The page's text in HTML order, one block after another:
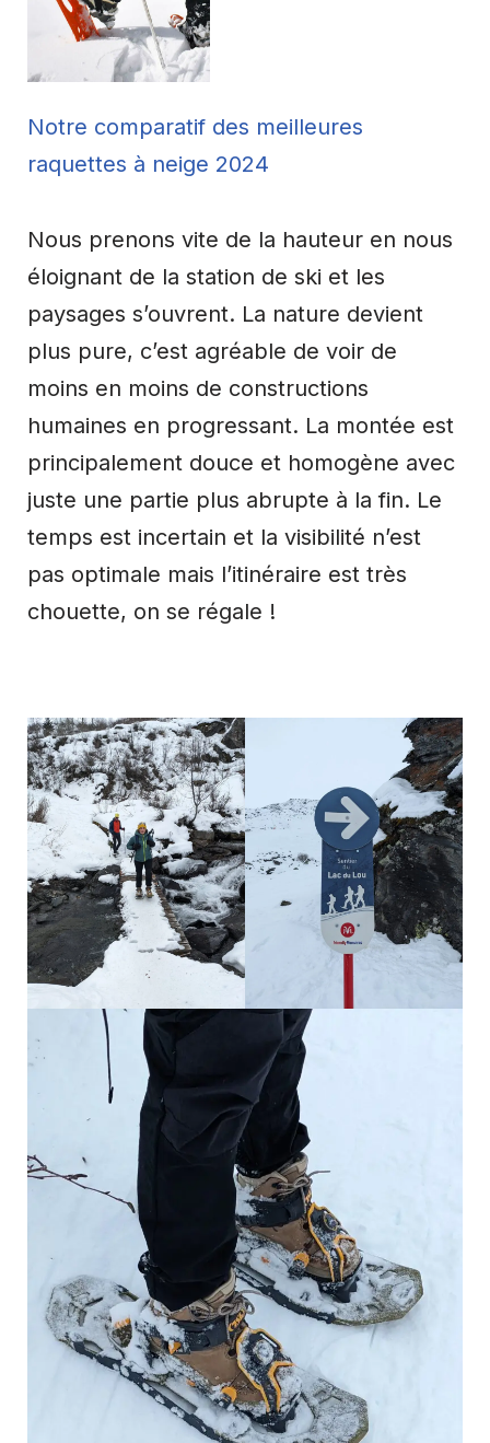
Notre comparatif des meilleures
raquettes à neige 2024
Nous prenons vite de la hauteur en nous
éloignant de la station de ski et les
paysages s’ouvrent. La nature devient
plus pure, c’est agréable de voir de
moins en moins de constructions
humaines en progressant. La montée est
principalement douce et homogène avec
juste une partie plus abrupte à la fin. Le
temps est incertain et la visibilité n’est
pas optimale mais l’itinéraire est très
chouette, on se régale !